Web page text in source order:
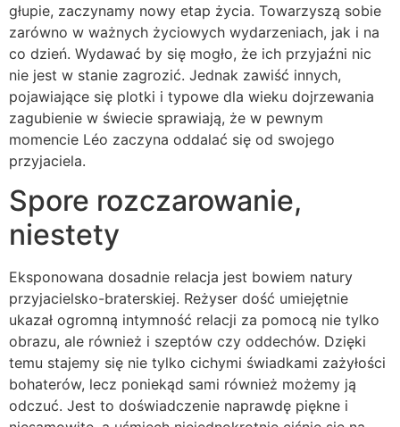
głupie, zaczynamy nowy etap życia. Towarzyszą sobie
zarówno w ważnych życiowych wydarzeniach, jak i na
co dzień. Wydawać by się mogło, że ich przyjaźni nic
nie jest w stanie zagrozić. Jednak zawiść innych,
pojawiające się plotki i typowe dla wieku dojrzewania
zagubienie w świecie sprawiają, że w pewnym
momencie Léo zaczyna oddalać się od swojego
przyjaciela.
Spore rozczarowanie,
niestety
Eksponowana dosadnie relacja jest bowiem natury
przyjacielsko-braterskiej. Reżyser dość umiejętnie
ukazał ogromną intymność relacji za pomocą nie tylko
obrazu, ale również i szeptów czy oddechów. Dzięki
temu stajemy się nie tylko cichymi świadkami zażyłości
bohaterów, lecz poniekąd sami również możemy ją
odczuć. Jest to doświadczenie naprawdę piękne i